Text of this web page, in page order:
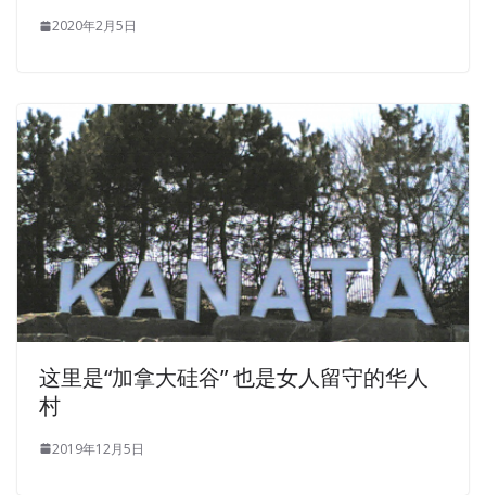
2020年2月5日
这里是“加拿大硅谷” 也是女人留守的华人
村
2019年12月5日